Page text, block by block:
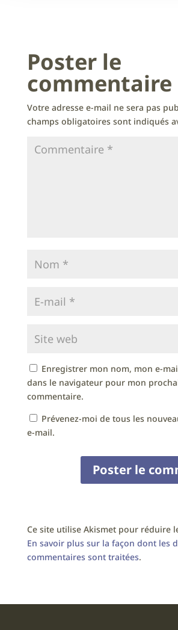
Poster le
commentaire
Votre adresse e-mail ne sera pas
champs obligatoires sont indiqués
Enregistrer mon nom, mon e-
dans le navigateur pour mon
commentaire.
Prévenez-moi de tous les
e-mail.
Ce site utilise Akismet pour réduire
En savoir plus sur la façon dont les
commentaires sont traitées.